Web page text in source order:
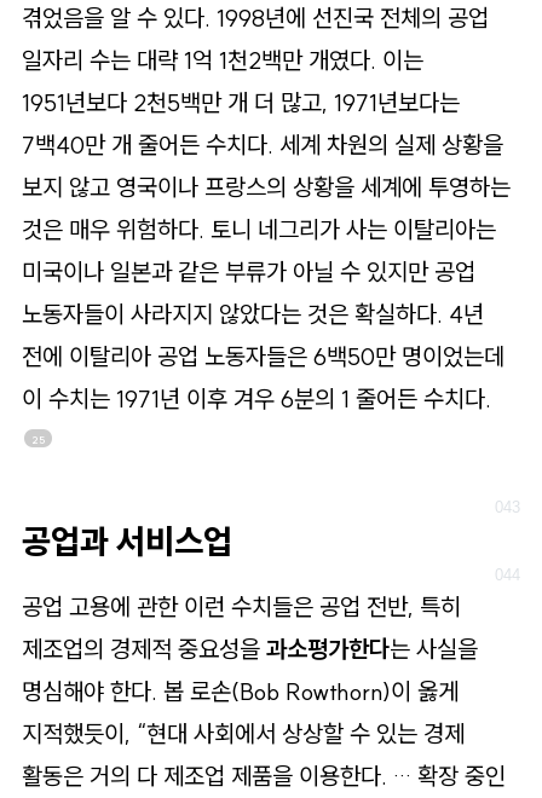
겪었음을 알 수 있다. 1998년에 선진국 전체의 공업
일자리 수는 대략 1억 1천2백만 개였다. 이는
1951년보다 2천5백만 개 더 많고, 1971년보다는
7백40만 개 줄어든 수치다. 세계 차원의 실제 상황을
보지 않고 영국이나 프랑스의 상황을 세계에 투영하는
것은 매우 위험하다. 토니 네그리가 사는 이탈리아는
미국이나 일본과 같은 부류가 아닐 수 있지만 공업
노동자들이 사라지지 않았다는 것은 확실하다. 4년
전에 이탈리아 공업 노동자들은 6백50만 명이었는데
이 수치는 1971년 이후 겨우 6분의 1 줄어든 수치다.
25
공업과 서비스업
공업 고용에 관한 이런 수치들은 공업 전반, 특히
제조업의 경제적 중요성을 과소평가한다는 사실을
명심해야 한다. 봅 로손(Bob Rowthorn)이 옳게
지적했듯이, “현대 사회에서 상상할 수 있는 경제
활동은 거의 다 제조업 제품을 이용한다. … 확장 중인